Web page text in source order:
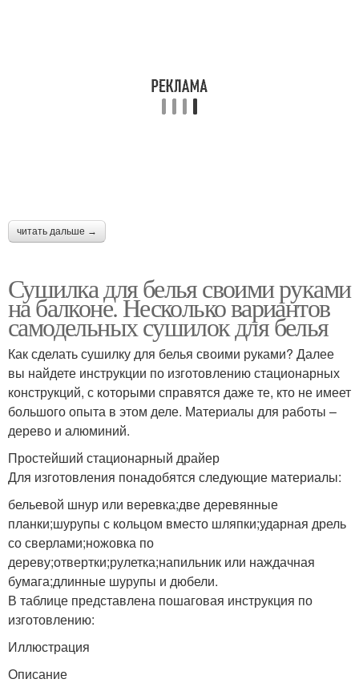
читать дальше →
Сушилка для белья своими руками
на балконе. Несколько вариантов
самодельных сушилок для белья
Как сделать сушилку для белья своими руками? Далее
вы найдете инструкции по изготовлению стационарных
конструкций, с которыми справятся даже те, кто не имеет
большого опыта в этом деле. Материалы для работы –
дерево и алюминий.
Простейший стационарный драйер
Для изготовления понадобятся следующие материалы:
бельевой шнур или веревка;две деревянные
планки;шурупы с кольцом вместо шляпки;ударная дрель
со сверлами;ножовка по
дереву;отвертки;рулетка;напильник или наждачная
бумага;длинные шурупы и дюбели.
В таблице представлена пошаговая инструкция по
изготовлению:
Иллюстрация
Описание